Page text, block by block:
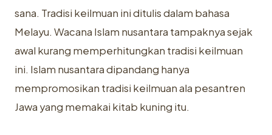
sana. Tradisi keilmuan ini ditulis dalam bahasa
Melayu. Wacana Islam nusantara tampaknya sejak
awal kurang memperhitungkan tradisi keilmuan
ini. Islam nusantara dipandang hanya
mempromosikan tradisi keilmuan ala pesantren
Jawa yang memakai kitab kuning itu.